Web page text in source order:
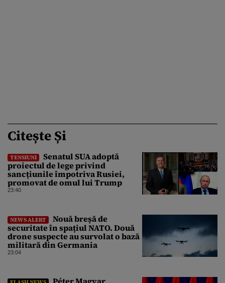
Citește Și
TENSIUNI
Senatul SUA adoptă
proiectul de lege privind
sancțiunile împotriva Rusiei,
promovat de omul lui Trump
23:40
NEWS ALERT
Nouă breșă de
securitate în spațiul NATO. Două
drone suspecte au survolat o bază
militară din Germania
23:04